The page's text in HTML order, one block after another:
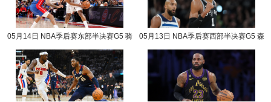
05月14日 NBA季后赛东部半决赛G5 骑
05月13日 NBA季后赛西部半决赛G5 森